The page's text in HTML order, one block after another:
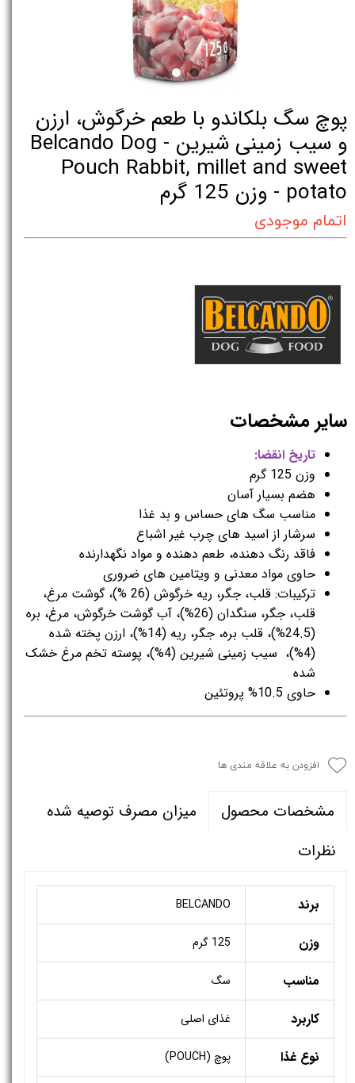
پوچ سگ بلکاندو با طعم خرگوش، ارزن
و سیب زمینی شیرین - Belcando Dog
Pouch Rabbit, millet and sweet
potato - وزن 125 گرم
اتمام موجودی
سایر مشخصات
تاریخ انقضا:
وزن 125 گرم
هضم بسیار آسان
مناسب سگ های حساس و بد غذا
سرشار از اسید های چرب غیر اشباع
فاقد رنگ دهنده، طعم دهنده و مواد نگهدارنده
حاوی مواد معدنی و ویتامین های ضروری
ترکیبات: قلب، جگر، ریه خرگوش (26 %)، گوشت مرغ،
قلب، جگر، سنگدان (26%)، آب گوشت خرگوش، مرغ، بره
(24.5%)، قلب بره، جگر، ریه (14%)، ارزن پخته شده
(4%)، سیب زمینی شیرین (4%)، پوسته تخم مرغ خشک
شده
حاوی 10.5% پروتئین
افزودن به علاقه مندی ها
مشخصات محصول
میزان مصرف توصیه شده
نظرات
برند BELCANDO
وزن 125 گرم
مناسب سگ
کاربرد غذای اصلی
نوع غذا پوچ (POUCH)